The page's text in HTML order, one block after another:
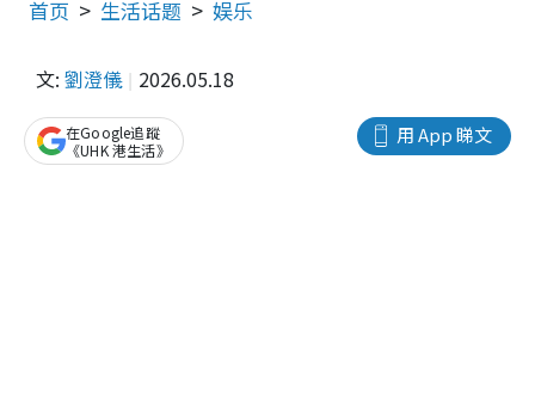
首页 生活话题 娱乐
文: 劉澄儀 2026.05.18
用 App 睇文
在Google追蹤
《UHK 港生活》